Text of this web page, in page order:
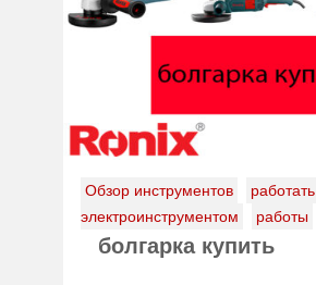
Обзор инструментов
работать с
электроинструментом
работы
болгарка купить